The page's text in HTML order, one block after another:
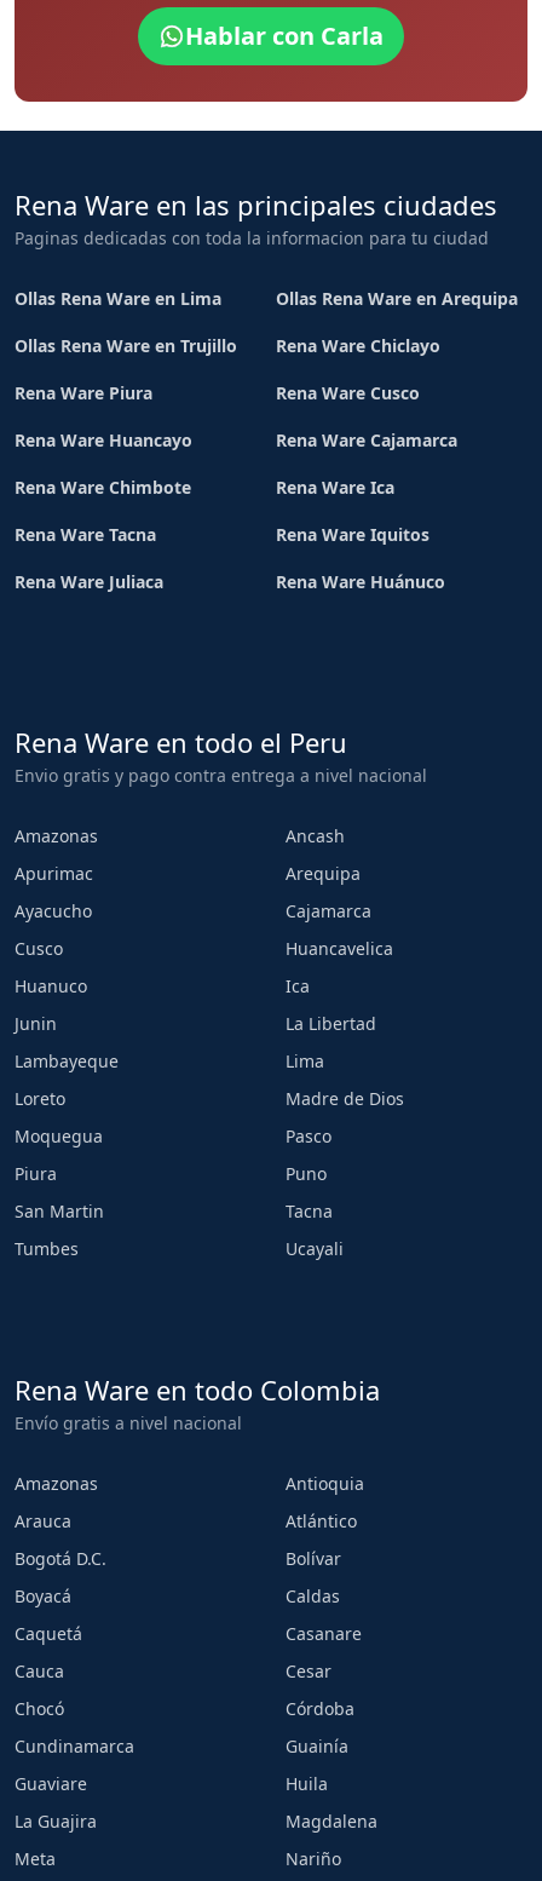
Hablar con Carla
Rena Ware en las principales ciudades
Paginas dedicadas con toda la informacion para tu ciudad
Ollas Rena Ware en Lima Ollas Rena Ware en Arequipa
Ollas Rena Ware en Trujillo Rena Ware Chiclayo
Rena Ware Piura Rena Ware Cusco
Rena Ware Huancayo Rena Ware Cajamarca
Rena Ware Chimbote Rena Ware Ica
Rena Ware Tacna Rena Ware Iquitos
Rena Ware Juliaca Rena Ware Huánuco
Rena Ware en todo el Peru
Envio gratis y pago contra entrega a nivel nacional
Amazonas
Ancash
Apurimac
Arequipa
Ayacucho
Cajamarca
Cusco
Huancavelica
Huanuco
Ica
Junin
La Libertad
Lambayeque
Lima
Loreto
Madre de Dios
Moquegua
Pasco
Piura
Puno
San Martin
Tacna
Tumbes
Ucayali
Rena Ware en todo Colombia
Envío gratis a nivel nacional
Amazonas
Antioquia
Arauca
Atlántico
Bogotá D.C.
Bolívar
Boyacá
Caldas
Caquetá
Casanare
Cauca
Cesar
Chocó
Córdoba
Cundinamarca
Guainía
Guaviare
Huila
La Guajira
Magdalena
Meta
Nariño